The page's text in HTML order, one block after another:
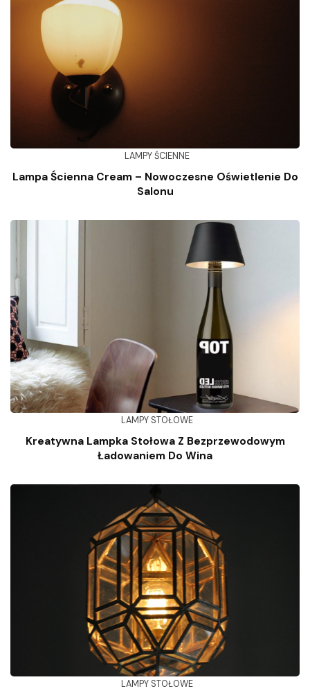
LAMPY ŚCIENNE
Lampa Ścienna Cream – Nowoczesne Oświetlenie Do
Salonu
LAMPY STOŁOWE
Kreatywna Lampka Stołowa Z Bezprzewodowym
Ładowaniem Do Wina
LAMPY STOŁOWE